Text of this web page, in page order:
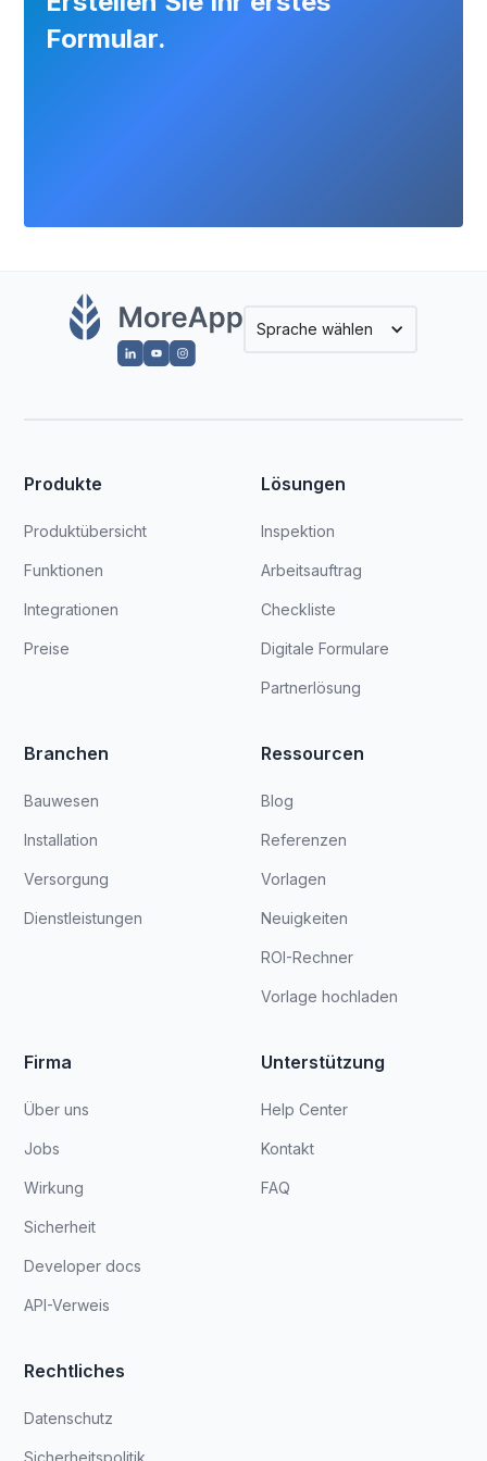
Formular.
Sprache wählen
Produkte
Produktübersicht
Funktionen
Integrationen
Preise
Lösungen
Inspektion
Arbeitsauftrag
Checkliste
Digitale Formulare
Partnerlösung
Branchen
Bauwesen
Installation
Versorgung
Dienstleistungen
Ressourcen
Blog
Referenzen
Vorlagen
Neuigkeiten
ROI-Rechner
Vorlage hochladen
Firma
Über uns
Jobs
Wirkung
Sicherheit
Developer docs
API-Verweis
Unterstützung
Help Center
Kontakt
FAQ
Rechtliches
Datenschutz
Sicherheitspolitik